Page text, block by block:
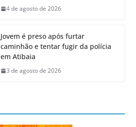
4 de agosto de 2026
Jovem é preso após furtar
caminhão e tentar fugir da polícia
em Atibaia
3 de agosto de 2026